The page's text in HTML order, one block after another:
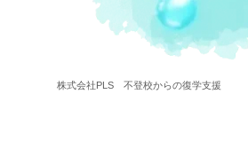
株式会社PLS 不登校からの復学支援